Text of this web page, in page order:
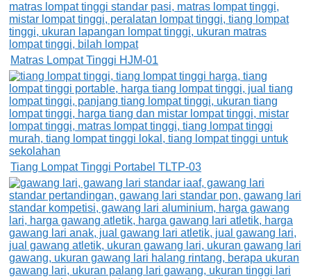
Matras Lompat Tinggi HJM-01
Tiang Lompat Tinggi Portabel TLTP-03